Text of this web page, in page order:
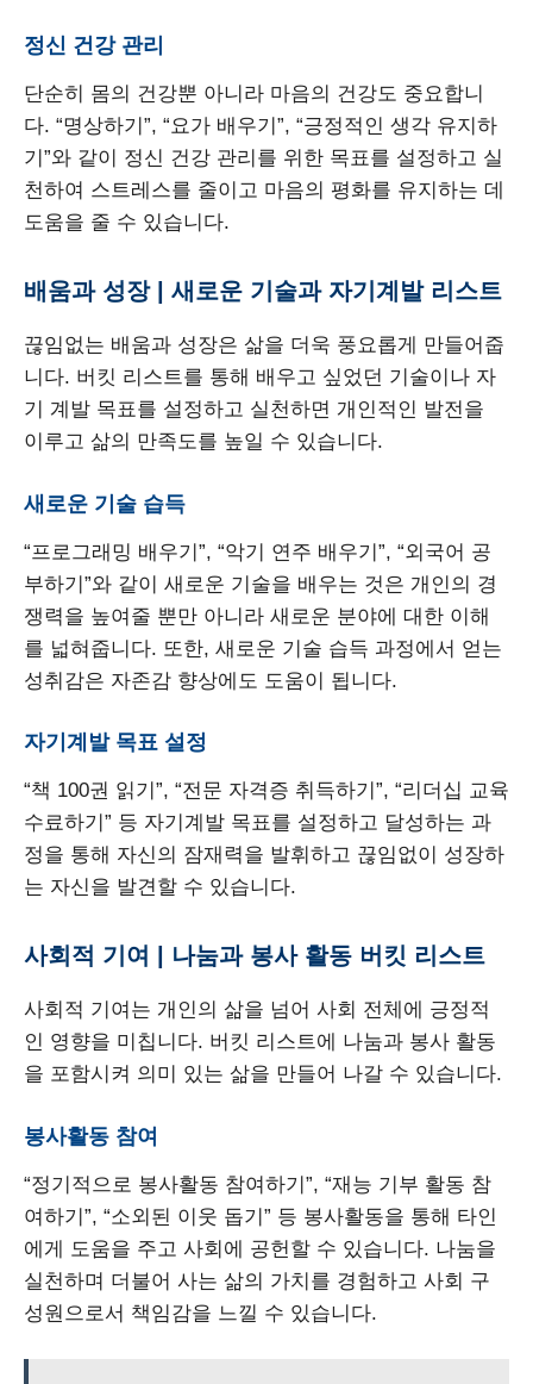
정신 건강 관리
단순히 몸의 건강뿐 아니라 마음의 건강도 중요합니
다. “명상하기”, “요가 배우기”, “긍정적인 생각 유지하
기”와 같이 정신 건강 관리를 위한 목표를 설정하고 실
천하여 스트레스를 줄이고 마음의 평화를 유지하는 데
도움을 줄 수 있습니다.
배움과 성장 | 새로운 기술과 자기계발 리스트
끊임없는 배움과 성장은 삶을 더욱 풍요롭게 만들어줍
니다. 버킷 리스트를 통해 배우고 싶었던 기술이나 자
기 계발 목표를 설정하고 실천하면 개인적인 발전을
이루고 삶의 만족도를 높일 수 있습니다.
새로운 기술 습득
“프로그래밍 배우기”, “악기 연주 배우기”, “외국어 공
부하기”와 같이 새로운 기술을 배우는 것은 개인의 경
쟁력을 높여줄 뿐만 아니라 새로운 분야에 대한 이해
를 넓혀줍니다. 또한, 새로운 기술 습득 과정에서 얻는
성취감은 자존감 향상에도 도움이 됩니다.
자기계발 목표 설정
“책 100권 읽기”, “전문 자격증 취득하기”, “리더십 교육
수료하기” 등 자기계발 목표를 설정하고 달성하는 과
정을 통해 자신의 잠재력을 발휘하고 끊임없이 성장하
는 자신을 발견할 수 있습니다.
사회적 기여 | 나눔과 봉사 활동 버킷 리스트
사회적 기여는 개인의 삶을 넘어 사회 전체에 긍정적
인 영향을 미칩니다. 버킷 리스트에 나눔과 봉사 활동
을 포함시켜 의미 있는 삶을 만들어 나갈 수 있습니다.
봉사활동 참여
“정기적으로 봉사활동 참여하기”, “재능 기부 활동 참
여하기”, “소외된 이웃 돕기” 등 봉사활동을 통해 타인
에게 도움을 주고 사회에 공헌할 수 있습니다. 나눔을
실천하며 더불어 사는 삶의 가치를 경험하고 사회 구
성원으로서 책임감을 느낄 수 있습니다.